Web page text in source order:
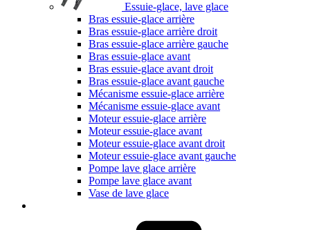
Essuie-glace, lave glace
Bras essuie-glace arrière
Bras essuie-glace arrière droit
Bras essuie-glace arrière gauche
Bras essuie-glace avant
Bras essuie-glace avant droit
Bras essuie-glace avant gauche
Mécanisme essuie-glace arrière
Mécanisme essuie-glace avant
Moteur essuie-glace arrière
Moteur essuie-glace avant
Moteur essuie-glace avant droit
Moteur essuie-glace avant gauche
Pompe lave glace arrière
Pompe lave glace avant
Vase de lave glace